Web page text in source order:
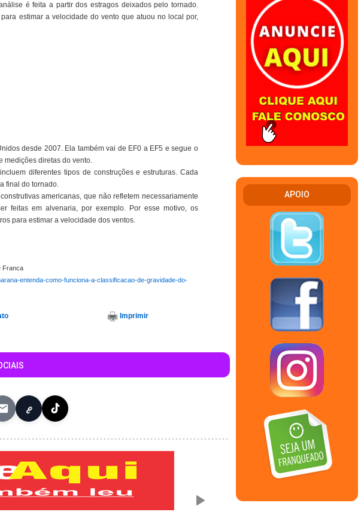
é feita a partir dos estragos deixados pelo tornado.
estimar a velocidade do vento que atuou no local por,
desde 2007. Ela também vai de EF0 a EF5 e segue o
medições diretas do vento.
diferentes tipos de construções e estruturas. Cada
final do tornado.
americanas, que não refletem necessariamente
feitas em alvenaria, por exemplo. Por esse motivo, os
para estimar a velocidade dos ventos.
Franca
entenda-como-funciona-a-classificacao-de-gravidade-do-
Imprimir
APOIO